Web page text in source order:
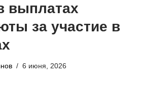
выплатах
за участие в
6 июня, 2026